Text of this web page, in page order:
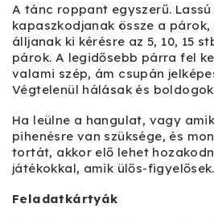
A tánc roppant egyszerű. Lassú
kapaszkodjanak össze a
álljanak ki kérésre az 5, 10, 15
párok. A legidősebb párra fel
valami szép, ám csupán
Végtelenül hálásak és
Ha leülne a hangulat, vagy
pihenésre van szüksége, és
tortát, akkor elő lehet
játékokkal, amik ülős-figyelősek.
Feladatkártyák